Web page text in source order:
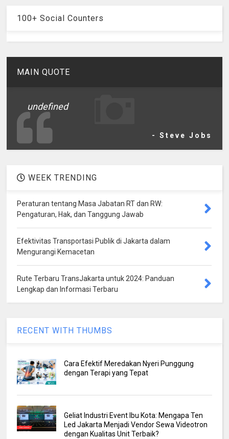
100+ Social Counters
MAIN QUOTE
undefined
- Steve Jobs
WEEK TRENDING
Peraturan tentang Masa Jabatan RT dan RW:
Pengaturan, Hak, dan Tanggung Jawab
Efektivitas Transportasi Publik di Jakarta dalam
Mengurangi Kemacetan
Rute Terbaru TransJakarta untuk 2024: Panduan
Lengkap dan Informasi Terbaru
RECENT WITH THUMBS
Cara Efektif Meredakan Nyeri Punggung
dengan Terapi yang Tepat
Geliat Industri Event Ibu Kota: Mengapa Ten
Led Jakarta Menjadi Vendor Sewa Videotron
dengan Kualitas Unit Terbaik?